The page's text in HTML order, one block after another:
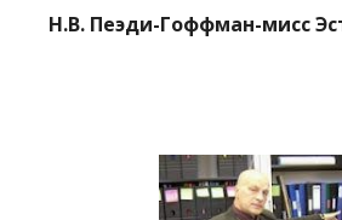
Н.В. Пеэди-Гоффман-мисс